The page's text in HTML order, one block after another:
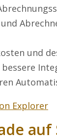
und
Explorer
auf